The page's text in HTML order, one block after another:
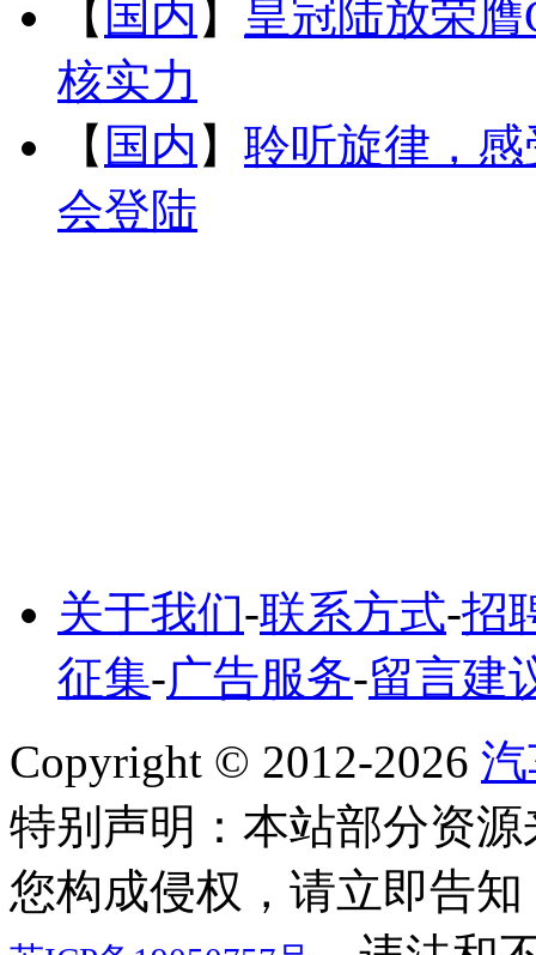
【 国内 】 皇冠陆放荣
核实力
【 国内 】 聆听旋律，
会登陆
关于我们-联系方式-招
征集-广告服务-留言建
Copyright © 2012-2026
特别声明：本站部分资
您构成侵权，请立即告